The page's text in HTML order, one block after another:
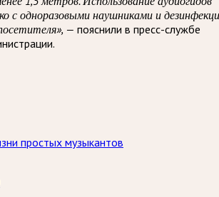
с одноразовыми наушниками и
— пояснили в пресс-службе
простых музыкантов